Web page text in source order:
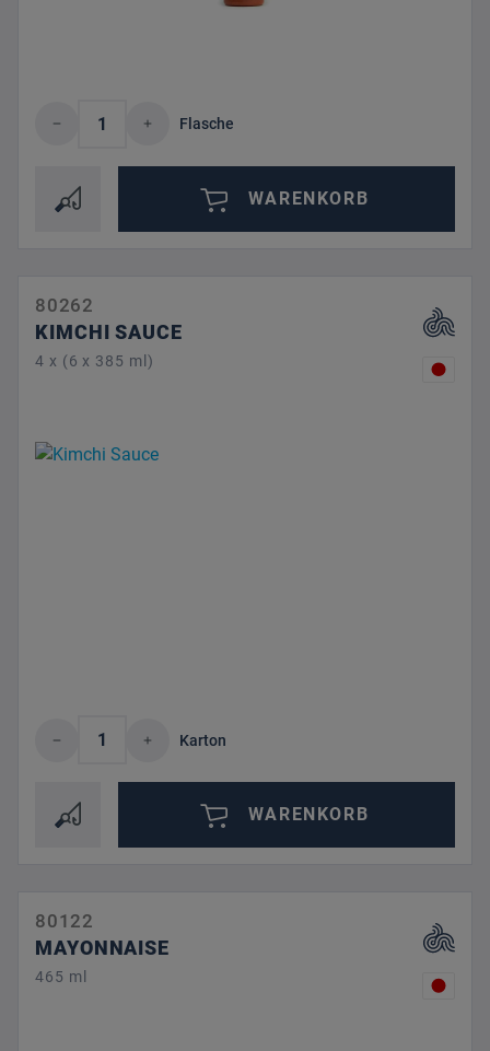
Produkt Anzahl: Gib den gewünschten
Flasche
WARENKORB
80262
KIMCHI SAUCE
4 x (6 x 385 ml)
Produkt Anzahl: Gib den gewünschten
Karton
WARENKORB
80122
MAYONNAISE
465 ml